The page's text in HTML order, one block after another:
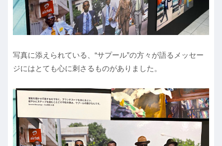
写真に添えられている、“サプール”の方々が語るメッセー
ジにはとても心に刺さるものがありました。